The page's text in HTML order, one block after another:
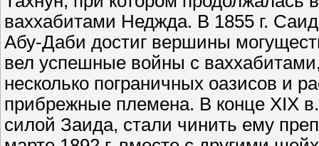
ваххабитами Неджда. В 1855 г.
Абу-Даби достиг вершины
вел успешные войны с
несколько пограничных оазисов и
прибрежные племена. В конце XIX
силой Заида, стали чинить ему